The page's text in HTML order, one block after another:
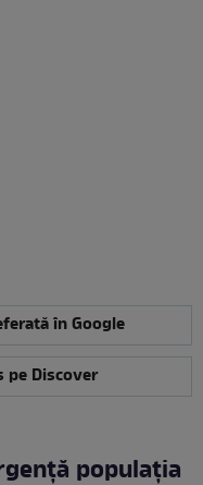
în Google
pe Discover
populația